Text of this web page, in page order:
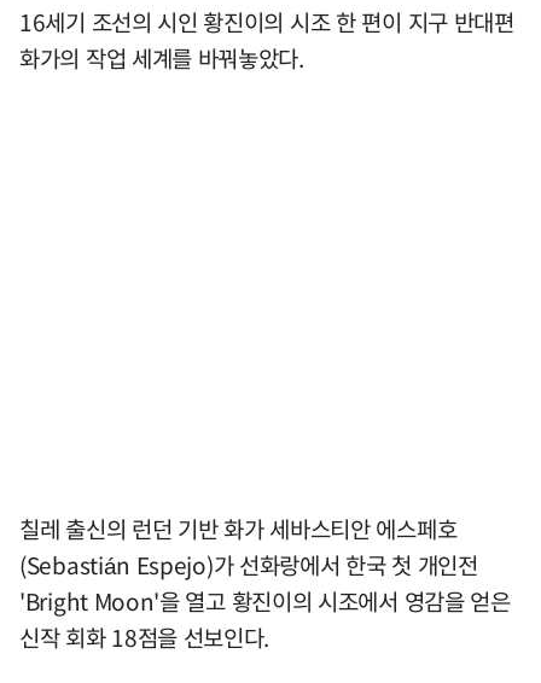
16세기 조선의 시인 황진이의 시조 한 편이 지구 반대편
화가의 작업 세계를 바꿔놓았다.
칠레 출신의 런던 기반 화가 세바스티안 에스페호
(Sebastián Espejo)가 선화랑에서 한국 첫 개인전
'Bright Moon'을 열고 황진이의 시조에서 영감을 얻은
신작 회화 18점을 선보인다.